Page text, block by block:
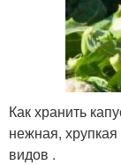
Как хранить
нежная,
видов .